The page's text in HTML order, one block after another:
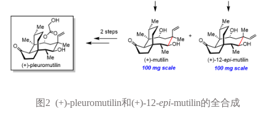
图 2 (+)-pleuromutilin和(+)-12-epi-mutilin的全合成